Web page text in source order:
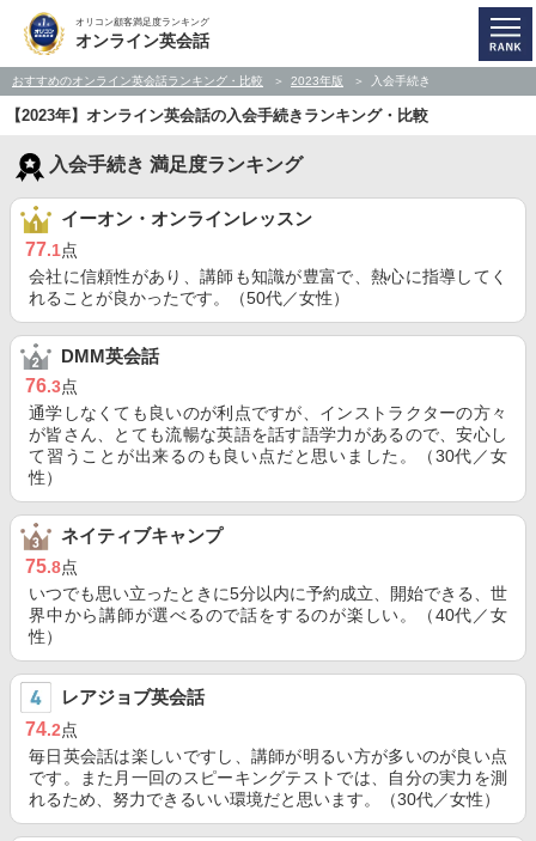
オリコン顧客満足度ランキング
オンライン英会話
おすすめのオンライン英会話ランキング・比較 2023年版 入会手続き
【2023年】オンライン英会話の入会手続きランキング・比較
入会手続き 満足度ランキング
イーオン・オンラインレッスン
77.1点
会社に信頼性があり、講師も知識が豊富で、熱心に指導してく
れることが良かったです。（50代／女性）
DMM英会話
76.3点
通学しなくても良いのが利点ですが、インストラクターの方々
が皆さん、とても流暢な英語を話す語学力があるので、安心し
て習うことが出来るのも良い点だと思いました。（30代／女
性）
ネイティブキャンプ
75.8点
いつでも思い立ったときに5分以内に予約成立、開始できる、世
界中から講師が選べるので話をするのが楽しい。（40代／女
性）
レアジョブ英会話
74.2点
毎日英会話は楽しいですし、講師が明るい方が多いのが良い点
です。また月一回のスピーキングテストでは、自分の実力を測
れるため、努力できるいい環境だと思います。（30代／女性）